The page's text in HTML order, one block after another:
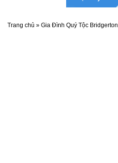
Trang chủ » Gia Đình Quý Tộc Bridgerton